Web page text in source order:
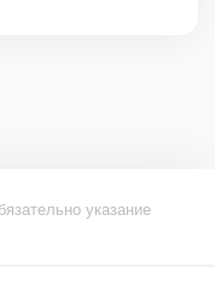
указание